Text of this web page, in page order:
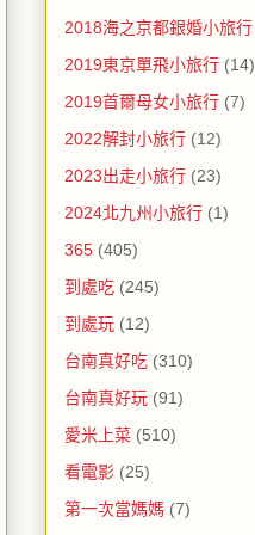
2018海之京都銀婚小旅行
2019東京單飛小旅行 (14)
2019首爾母女小旅行 (7)
2022解封小旅行 (12)
2023出走小旅行 (23)
2024北九州小旅行 (1)
365 (405)
到處吃 (245)
到處玩 (12)
台南真好吃 (310)
台南真好玩 (91)
愛米上菜 (510)
看電影 (25)
第一次當媽媽 (7)